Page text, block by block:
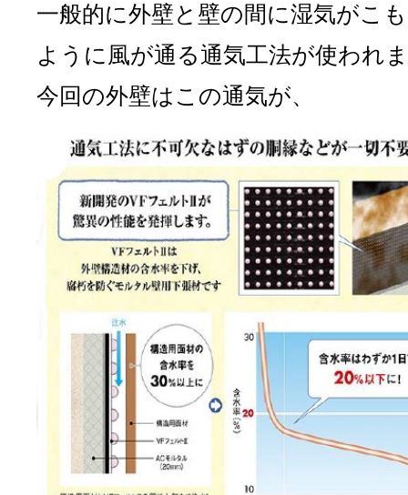
一般的に外壁と壁の間に湿気がこ
ように風が通る通気工法が使われ
今回の外壁はこの通気が、